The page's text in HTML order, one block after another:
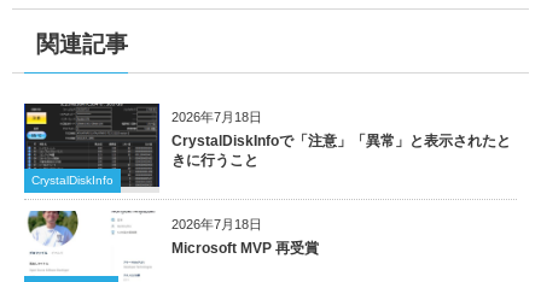
関連記事
2026年7月18日
CrystalDiskInfo
CrystalDiskInfoで「注意」「異常」と表示されたと
きに行うこと
2026年7月18日
Microsoft MVP 再受賞